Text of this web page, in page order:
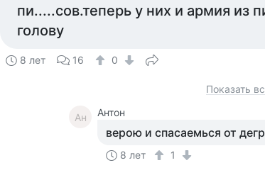
пи.....сов.теперь у них и армия из
голову
8 лет 16 0
Показать
Ан Антон
верою и спасаемься от
8 лет 1